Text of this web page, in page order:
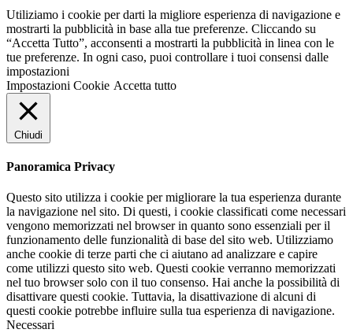
Utiliziamo i cookie per darti la migliore esperienza di navigazione e
mostrarti la pubblicità in base alla tue preferenze. Cliccando su
“Accetta Tutto”, acconsenti a mostrarti la pubblicità in linea con le
tue preferenze. In ogni caso, puoi controllare i tuoi consensi dalle
impostazioni
Impostazioni Cookie Accetta tutto
Chiudi
Panoramica Privacy
Questo sito utilizza i cookie per migliorare la tua esperienza durante
la navigazione nel sito. Di questi, i cookie classificati come necessari
vengono memorizzati nel browser in quanto sono essenziali per il
funzionamento delle funzionalità di base del sito web. Utilizziamo
anche cookie di terze parti che ci aiutano ad analizzare e capire
come utilizzi questo sito web. Questi cookie verranno memorizzati
nel tuo browser solo con il tuo consenso. Hai anche la possibilità di
disattivare questi cookie. Tuttavia, la disattivazione di alcuni di
questi cookie potrebbe influire sulla tua esperienza di navigazione.
Necessari